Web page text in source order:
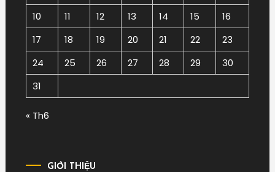
10
11 12 13 14 15
16
17
18 19 20 21 22
23
24
25 26 27 28 29
30
31
« Th6
GIỚI THIỆU